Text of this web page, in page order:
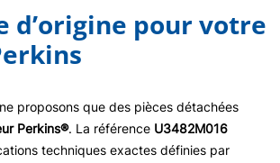
d’origine pour votre
proposons que des pièces détachées
Perkins®. La référence U3482M016
techniques exactes définies par